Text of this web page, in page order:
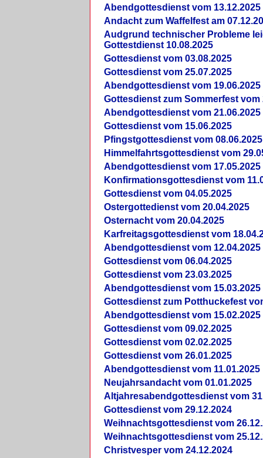
Abendgottesdienst vom 13.12.2025
Andacht zum Waffelfest am
Audgrund technischer Probleme
Gottestdienst 10.08.2025
Gottesdienst vom 03.08.2025
Gottesdienst vom 25.07.2025
Abendgottesdienst vom 19.06.2025
Gottesdienst zum Sommerfest vom
Abendgottesdienst vom 21.06.2025
Gottesdienst vom 15.06.2025
Pfingstgottesdienst vom 08.06.2025
Himmelfahrtsgottesdienst vom
Abendgottesdienst vom 17.05.2025
Konfirmationsgottesdienst vom
Gottesdienst vom 04.05.2025
Ostergottedienst vom 20.04.2025
Osternacht vom 20.04.2025
Karfreitagsgottesdienst vom
Abendgottesdienst vom 12.04.2025
Gottesdienst vom 06.04.2025
Gottesdienst vom 23.03.2025
Abendgottesdienst vom 15.03.2025
Gottesdienst zum Potthuckefest
Abendgottesdienst vom 15.02.2025
Gottesdienst vom 09.02.2025
Gottesdienst vom 02.02.2025
Gottesdienst vom 26.01.2025
Abendgottesdienst vom 11.01.2025
Neujahrsandacht vom 01.01.2025
Altjahresabendgottesdienst vom
Gottesdienst vom 29.12.2024
Weihnachtsgottesdienst vom
Weihnachtsgottesdienst vom
Christvesper vom 24.12.2024